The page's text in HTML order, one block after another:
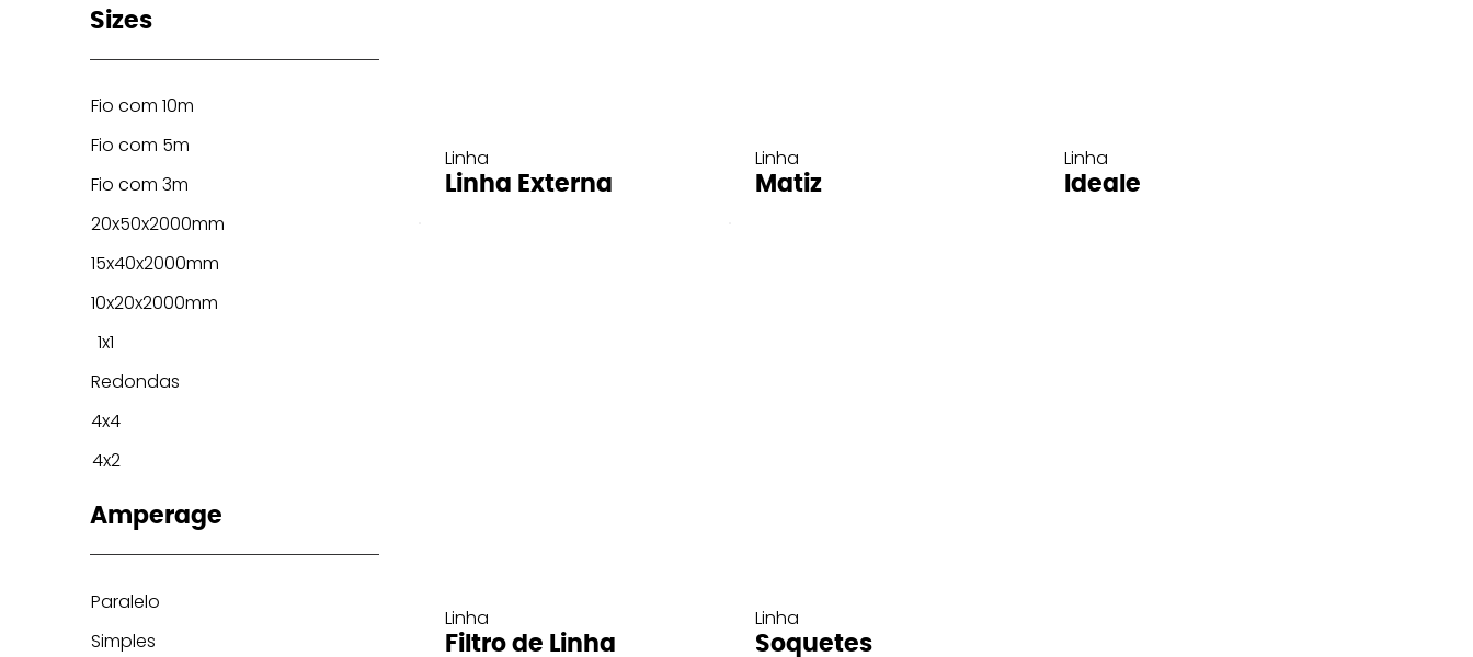
Linha
Linha Externa
Linha
Matiz
Linha
Ideale
Linha
Filtro de Linha
Linha
Soquetes
Amperage
Paralelo
Simples
Sizes
Fio com 10m
Fio com 5m
Fio com 3m
20x50x2000mm
15x40x2000mm
10x20x2000mm
1x1
Redondas
4x4
4x2